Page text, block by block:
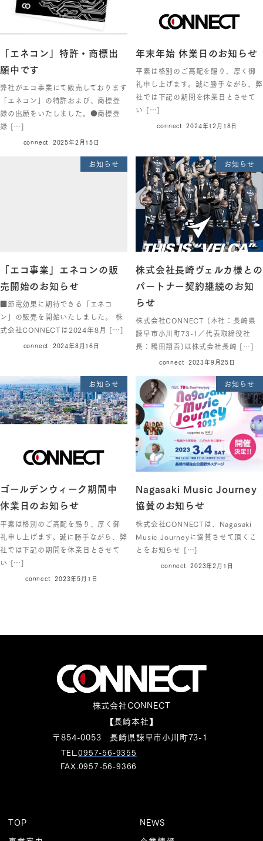
「エネコン」特許・商標出
願中です
弊社がエコ事業にて販売しております
「エネコン」の特許および、商標登
録の出願をいたしました。●商標登
録 […]
connect 2025年2月15日
年末年始 休業日のお知らせ
平素は格別のご高配を賜り、厚く御
礼申し上げます。誠に勝手ながら、弊
社では下記の期間を休業日とさせて
い […]
connect 2024年12月18日
お知らせ
「エコ事業」エネコンの販
売開始のお知らせ
■節電効果に期待できる「エネコ
ン」の販売を開始いたしました。 株
式会社CONNECTは2024年8月 […]
connect 2024年8月16日
お知らせ
株式会社長崎ヴェルカ様との
パートナー契約継続のお知
らせ
株式会社CONNECT (本社：長崎県
諫早市小川町73-1／代表取締役社
長：鶴田翔吾)は株式会社長崎 […]
connect 2023年9月25日
お知らせ
ゴールデンウィーク期間中
休業日のお知らせ
平素は格別のご高配を賜り、厚く御
礼申し上げます。誠に勝手ながら、弊
社では下記の期間を休業日とさせて
い […]
connect 2023年5月1日
お知らせ
Nagasaki Music Journey
協賛のお知らせ
株式会社CONNECTは、Nagasaki
Music Journeyに協賛させて頂くこ
とをお知らせ […]
connect 2023年2月1日
株式会社CONNECT
【長崎本社】
〒854-0053 長崎県諫早市小川町73-1
TEL.0957-56-9355
FAX.0957-56-9366
TOP
NEWS